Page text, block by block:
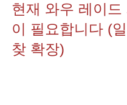
현재 와우 레이
이 필요합니다 (
찾 확장)